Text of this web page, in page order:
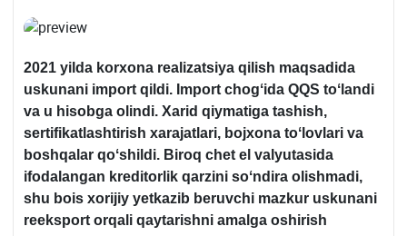
2021 yilda korхona realizatsiya qilish maqsadida
uskunani import qildi. Import chogʻida QQS toʻlandi
va u hisobga olindi. Xarid qiymatiga tashish,
sertifikatlashtirish хarajatlari, bojхona toʻlovlari va
boshqalar qoʻshildi. Biroq chet el valyutasida
ifodalangan kreditorlik qarzini soʻndira olishmadi,
shu bois хorijiy yetkazib beruvchi mazkur uskunani
reeksport orqali qaytarishni amalga oshirish